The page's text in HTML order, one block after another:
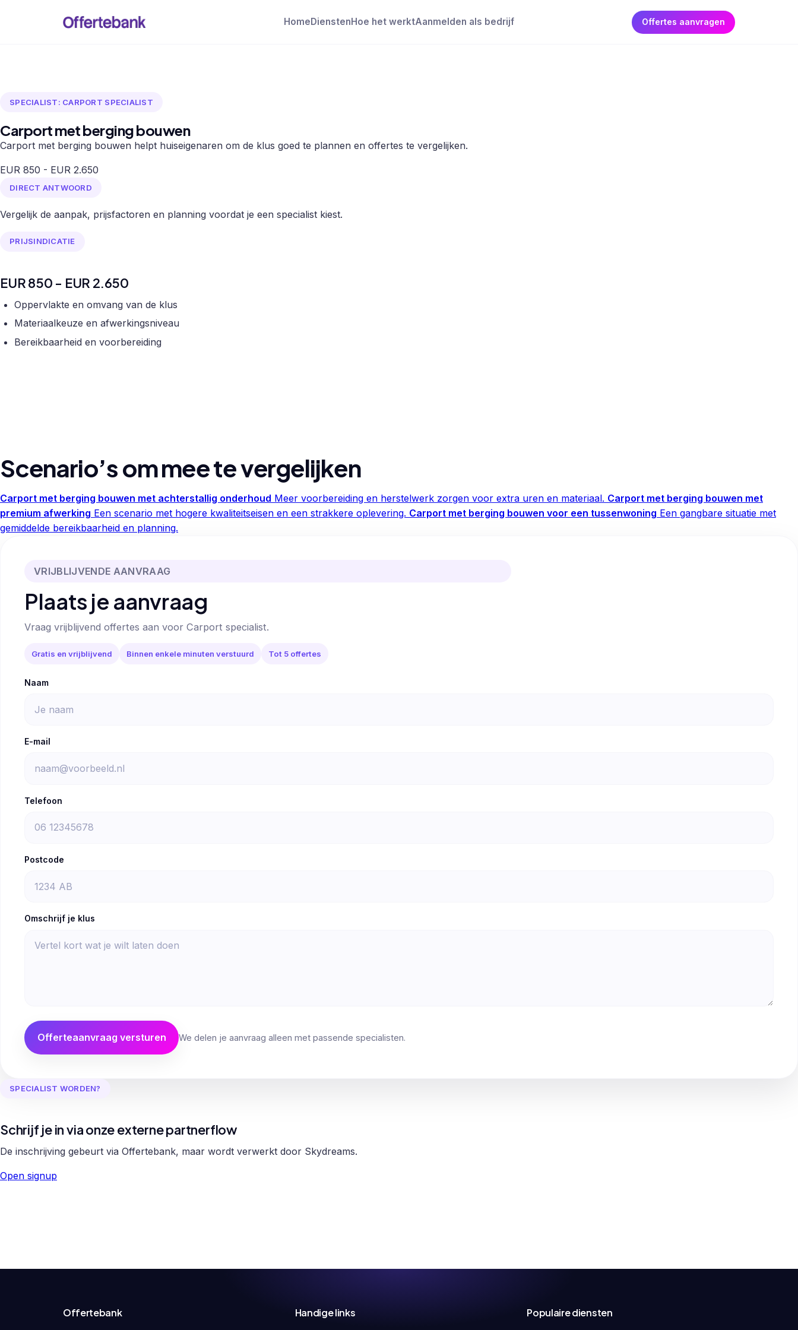
Home Diensten Hoe het werktAanmelden als bedrijf Offertes aanvragen
SPECIALIST: CARPORT SPECIALIST
Carport met berging bouwen
Carport met berging bouwen helpt huiseigenaren om de klus goed te plannen en offertes te vergelijken.
EUR 850 - EUR 2.650
DIRECT ANTWOORD
Vergelijk de aanpak, prijsfactoren en planning voordat je een specialist kiest.
PRIJSINDICATIE
EUR 850 - EUR 2.650
Oppervlakte en omvang van de klus
Materiaalkeuze en afwerkingsniveau
Bereikbaarheid en voorbereiding
Scenario’s om mee te vergelijken
Carport met berging bouwen met achterstallig onderhoud Meer voorbereiding en herstelwerk zorgen voor extra uren en materiaal. Carport met berging bouwen met
premium afwerking Een scenario met hogere kwaliteitseisen en een strakkere oplevering. Carport met berging bouwen voor een tussenwoning Een gangbare situatie met
gemiddelde bereikbaarheid en planning.
VRIJBLIJVENDE AANVRAAG
Plaats je aanvraag
Vraag vrijblijvend offertes aan voor Carport specialist.
Gratis en vrijblijvend Binnen enkele minuten verstuurd Tot 5 offertes
Naam
E-mail
Telefoon
Postcode
Omschrijf je klus
Offerteaanvraag versturen We delen je aanvraag alleen met passende specialisten.
SPECIALIST WORDEN?
Schrijf je in via onze externe partnerflow
De inschrijving gebeurt via Offertebank, maar wordt verwerkt door Skydreams.
Open signup
Offertebank Handige links Populaire diensten